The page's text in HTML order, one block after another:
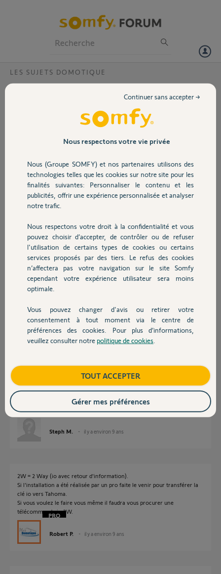
Volet
Sécurité
Domotique
Chauffage
Autres produits
Devis avec un pro
Contact
LES SUJETS DOMOTIQUE
Box TaHoma,pb de configuration io
Je n'arrive pas ajouter mes télécommande de volet roulant
4 Smoove origine io et 4 situo mobil io pure + une télécommande
Je n'arrive donc pas à ajouté Les télécommandes même avec une
recherche " sans télécommande "
Comment faire?
D'avance merci
il y a environ 9 ans
Participer au fil de discussion
Réponses
Avez-vous une télécommande io 2W ?
il y a environ 9 ans
il y a un numéro 1 donc je dirais 1.
sinon 2w veut dire quoi ?
merci
Steph M. il y a environ 9 ans
2W = 2 Way (io avec retour d'information).
Si l'installation a été réalisée par un pro faite le venir pour transférer la
clé io vers Tahoma.
Si vous voulez le faire vous même il faudra vous procurer une
télécommande io 2W.
Robert P. il y a environ 9 ans
Nous respectons votre vie privée
Nous (Groupe SOMFY) et nos partenaires utilisons des
technologies telles que les cookies sur notre site pour les
finalités suivantes: Personnaliser le contenu et les
publicités, offrir une expérience personnalisée et analyser
notre trafic.
Nous respectons votre droit à la confidentialité et vous
pouvez choisir d’accepter, de contrôler ou de refuser
l'utilisation de certains types de cookies ou certains
services proposés par des tiers. Le refus des cookies
n’affectera pas votre navigation sur le site Somfy
cependant votre expérience utilisateur sera moins
optimale.
Vous pouvez changer d'avis ou retirer votre
consentement à tout moment via le centre de
préférences des cookies. Pour plus d’informations,
veuillez consulter notre politique de cookies
Continuer sans accepter →
TOUT ACCEPTER
Gérer mes préférences